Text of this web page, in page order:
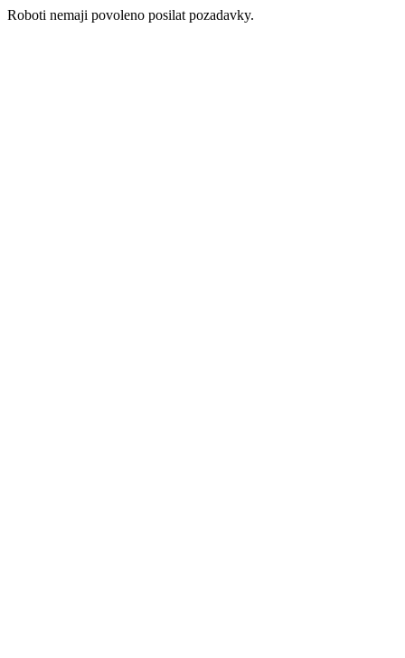
Roboti nemaji povoleno posilat pozadavky.